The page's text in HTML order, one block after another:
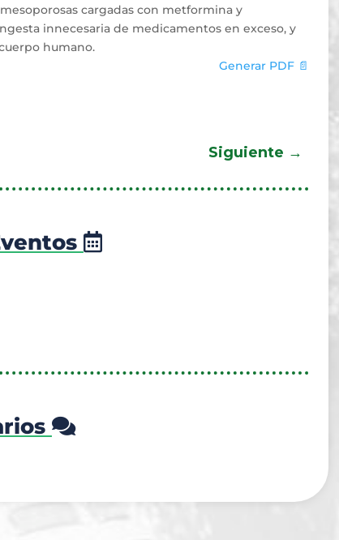
cargadas con metformina y
innecesaria de medicamentos en exceso, y
humano.
Generar PDF 📄
Siguiente →